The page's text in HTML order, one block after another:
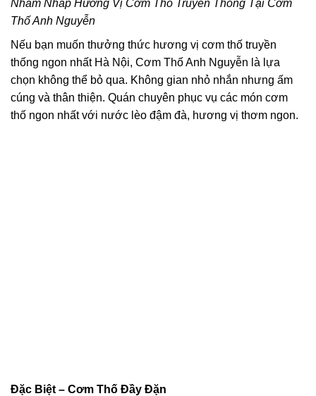
Nhấm Nháp Hương Vị Cơm Thố Truyền Thống Tại Cơm
Thố Anh Nguyễn
Nếu bạn muốn thưởng thức hương vị cơm thố truyền
thống ngon nhất Hà Nội, Cơm Thố Anh Nguyễn là lựa
chọn không thể bỏ qua. Không gian nhỏ nhắn nhưng ấm
cúng và thân thiện. Quán chuyên phục vụ các món cơm
thố ngon nhất với nước lèo đậm đà, hương vị thơm ngon.
Đặc Biệt – Cơm Thố Đầy Đặn